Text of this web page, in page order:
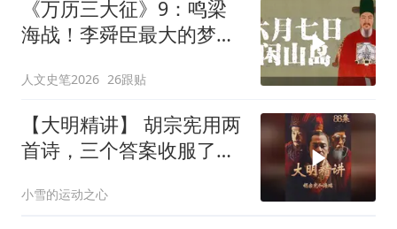
《万历三大征》9：鸣梁
海战！李舜臣最大的梦想
历 #李舜臣 #历史 #战争
人文史笔2026 26跟贴
【大明精讲】 胡宗宪用两
首诗，三个答案收服了大
小雪的运动之心